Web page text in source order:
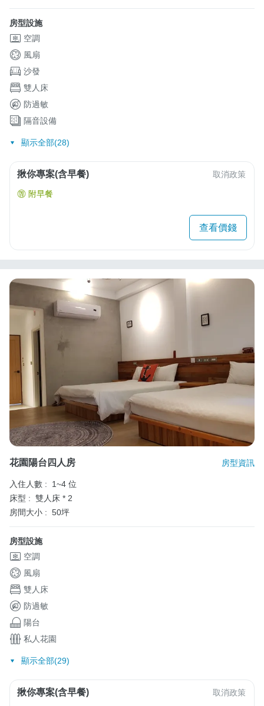
房型設施
空調
風扇
沙發
雙人床
防過敏
隔音設備
顯示全部(28)
揪你專案(含早餐) 取消政策
附早餐
查看價錢
花園陽台四人房 房型資訊
入住人數 :
1~4 位
床型 : 雙人床 * 2
房間大小 : 50坪
房型設施
空調
風扇
雙人床
防過敏
陽台
私人花園
顯示全部(29)
揪你專案(含早餐) 取消政策